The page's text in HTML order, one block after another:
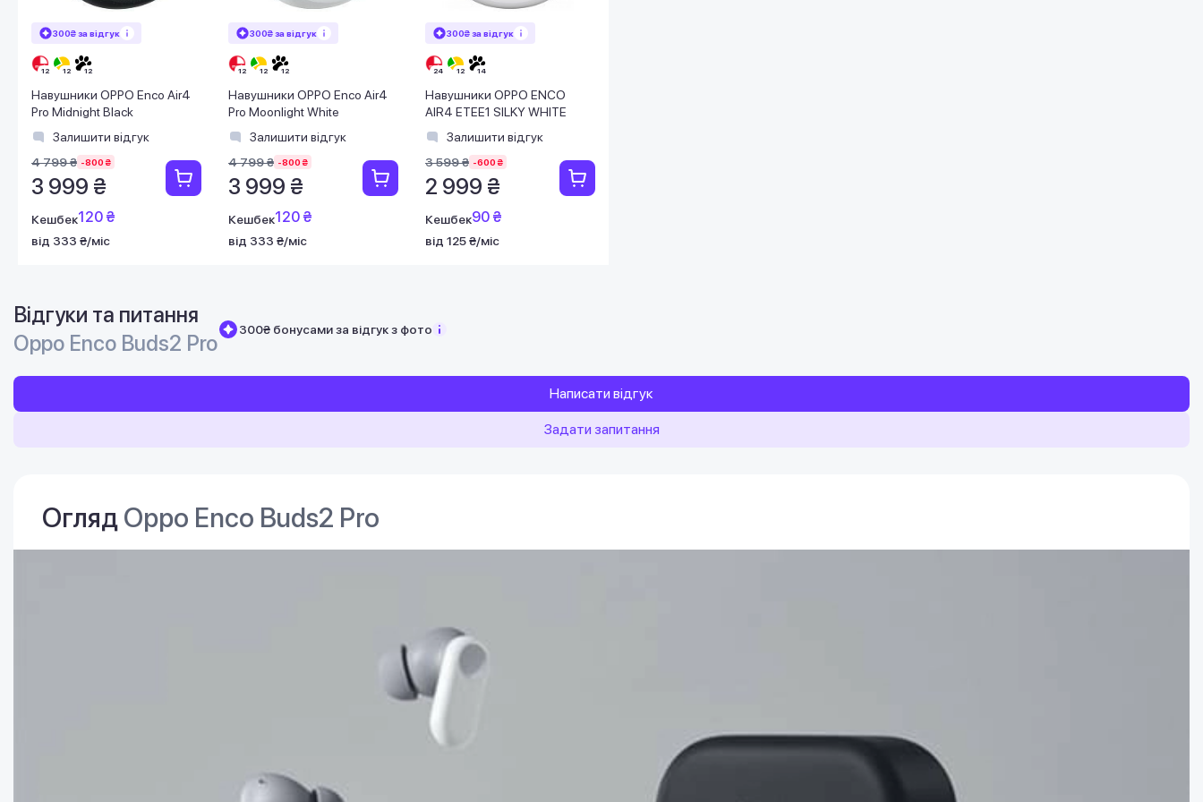
300₴ за відгук
Навушники OPPO Enco Air4
Pro Midnight Black
Залишити відгук
4 799 ₴ -800 ₴
3 999 ₴
Кешбек120 ₴
від 333 ₴/міс
300₴ за відгук
Навушники OPPO Enco Air4
Pro Moonlight White
Залишити відгук
4 799 ₴ -800 ₴
3 999 ₴
Кешбек120 ₴
від 333 ₴/міс
300₴ за відгук
Навушники OPPO ENCO
AIR4 ETEE1 SILKY WHITE
Залишити відгук
3 599 ₴ -600 ₴
2 999 ₴
Кешбек90 ₴
від 125 ₴/міс
Відгуки та питання
Oppo Enco Buds2 Pro
300₴ бонусами за відгук з фото
Написати відгук
Задати запитання
ОглядOppo Enco Buds2 Pro